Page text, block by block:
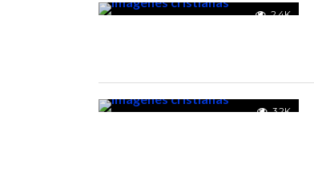
2.4K
3.2K